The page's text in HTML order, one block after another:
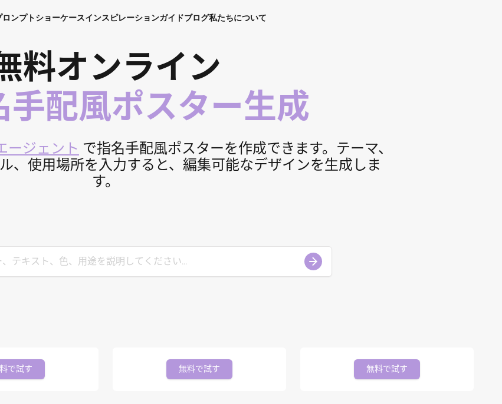
ンプトショーケースインスピレーションガイドブログ私たちについて
料オンライン
配風ポスター生成
ージェント で指名手配風ポスターを作成できます。テーマ、
、使用場所を入力すると、編集可能なデザインを生成しま
す。
で試す 無料で試す 無料で試す